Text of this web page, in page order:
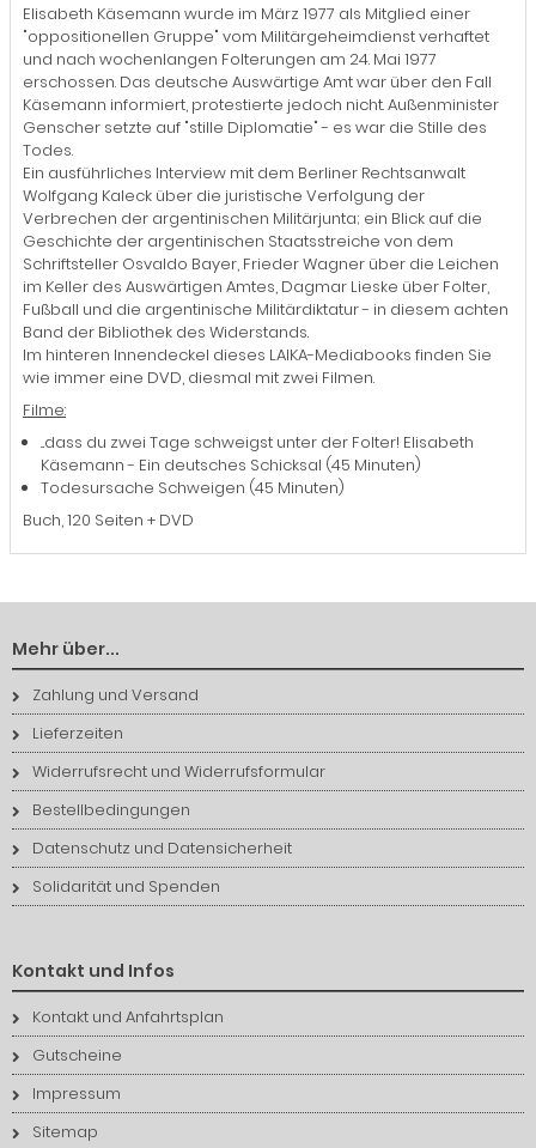
Elisabeth Käsemann wurde im März 1977 als Mitglied einer
"oppositionellen Gruppe" vom Militärgeheimdienst verhaftet
und nach wochenlangen Folterungen am 24. Mai 1977
erschossen. Das deutsche Auswärtige Amt war über den Fall
Käsemann informiert, protestierte jedoch nicht. Außenminister
Genscher setzte auf "stille Diplomatie" - es war die Stille des
Todes.
Ein ausführliches Interview mit dem Berliner Rechtsanwalt
Wolfgang Kaleck über die juristische Verfolgung der
Verbrechen der argentinischen Militärjunta; ein Blick auf die
Geschichte der argentinischen Staatsstreiche von dem
Schriftsteller Osvaldo Bayer, Frieder Wagner über die Leichen
im Keller des Auswärtigen Amtes, Dagmar Lieske über Folter,
Fußball und die argentinische Militärdiktatur - in diesem achten
Band der Bibliothek des Widerstands.
Im hinteren Innendeckel dieses LAIKA-Mediabooks finden Sie
wie immer eine DVD, diesmal mit zwei Filmen.
Filme:
...dass du zwei Tage schweigst unter der Folter! Elisabeth
Käsemann - Ein deutsches Schicksal (45 Minuten)
Todesursache Schweigen (45 Minuten)
Buch, 120 Seiten + DVD
Mehr über...
Zahlung und Versand
Lieferzeiten
Widerrufsrecht und Widerrufsformular
Bestellbedingungen
Datenschutz und Datensicherheit
Solidarität und Spenden
Kontakt und Infos
Kontakt und Anfahrtsplan
Gutscheine
Impressum
Sitemap